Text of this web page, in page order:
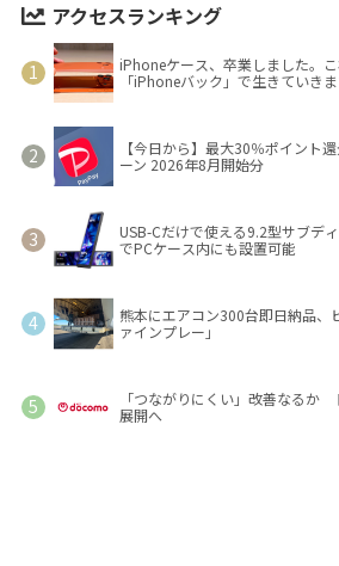
アクセスランキング
iPhoneケース、卒業しました。
「iPhoneバック」で生きていきま
【今日から】最大30％ポイント
ーン 2026年8月開始分
USB-Cだけで使える9.2型サブデ
でPCケース内にも設置可能
熊本にエアコン300台即日納品、
ァインプレー」
「つながりにくい」改善なるか
展開へ